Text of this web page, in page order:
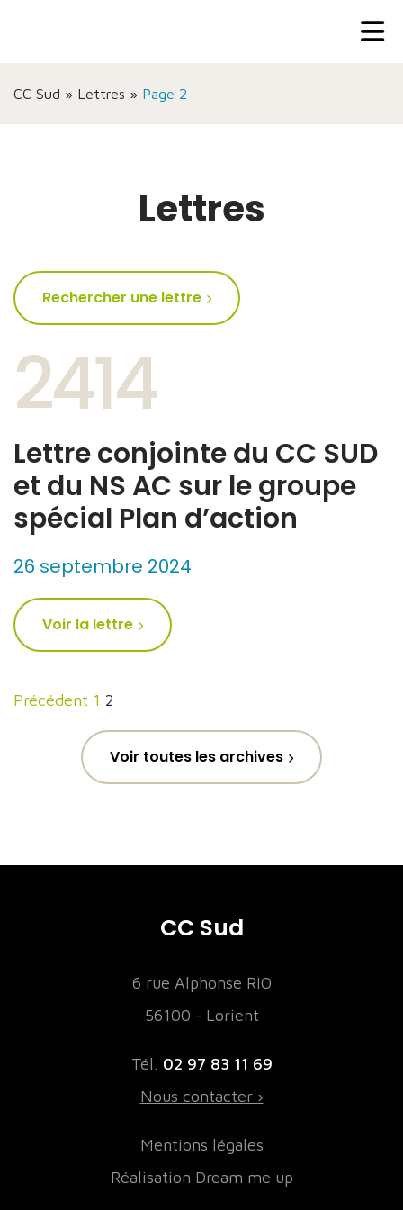
CC Sud » Lettres » Page 2
Lettres
2414
Lettre conjointe du CC SUD
et du NS AC sur le groupe
spécial Plan d’action
26 septembre 2024
Voir la lettre
Pagination
publications
Précédent 1 2
Voir toutes les archives
Rechercher une lettre
CC Sud
6 rue Alphonse RIO
56100 - Lorient
Tél. 02 97 83 11 69
Nous contacter ›
Mentions légales
Réalisation Dream me up